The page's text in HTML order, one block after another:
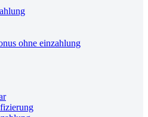
ohne einzahlung